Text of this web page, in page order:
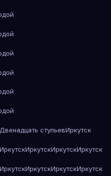
стульевИркутск
ИркутскИркутскИркутскИркутск
ИркутскИркутскИркутскИркутск